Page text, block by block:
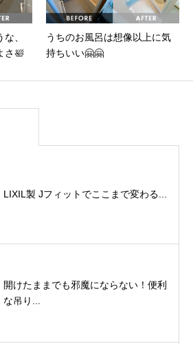
、
さ🛀
うちのお風呂は想像以上に気
持ちいい🤗🤗
LIXIL製 Jフィットでここまで変わる...
開けたままでも邪魔にならない！便利
な吊り...